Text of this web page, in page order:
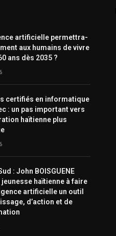
artificielle permettra-
aux humains de vivre
ans dès 2035 ?
certifiés en informatique
: un pas important vers
haïtienne plus
: John BOISGUENE
jeunesse haïtienne à faire
artificielle un outil
d’action et de